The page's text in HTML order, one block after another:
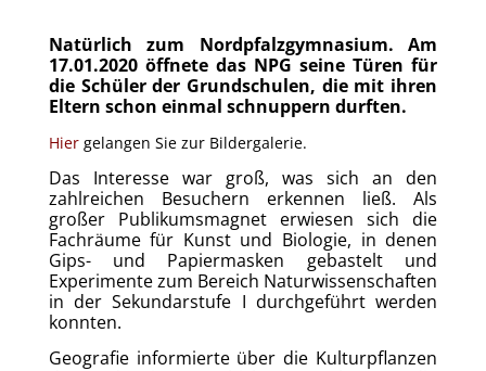
Natürlich zum Nordpfalzgymnasium. Am
17.01.2020 öffnete das NPG seine Türen für
die Schüler der Grundschulen, die mit ihren
Eltern schon einmal schnuppern durften.
Hier gelangen Sie zur Bildergalerie.
Das Interesse war groß, was sich an den
zahlreichen Besuchern erkennen ließ. Als
großer Publikumsmagnet erwiesen sich die
Fachräume für Kunst und Biologie, in denen
Gips- und Papiermasken gebastelt und
Experimente zum Bereich Naturwissenschaften
in der Sekundarstufe I durchgeführt werden
konnten.
Geografie informierte über die Kulturpflanzen